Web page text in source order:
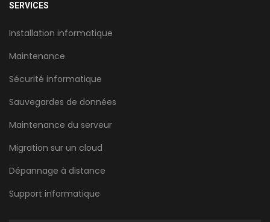
SERVICES
Installation informatique
Maintenance
Sécurité informatique
Sauvegardes de données
Maintenance du serveur
Migration sur un cloud
Dépannage à distance
Support informatique